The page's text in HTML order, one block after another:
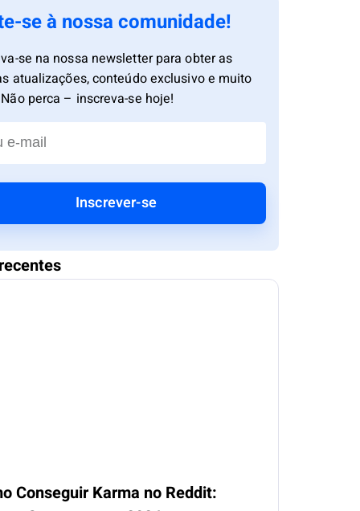
se à nossa comunidade!
se na nossa newsletter para obter as
atualizações, conteúdo exclusivo e muito
perca – inscreva-se hoje!
Inscrever-se
Conseguir Karma no Reddit: